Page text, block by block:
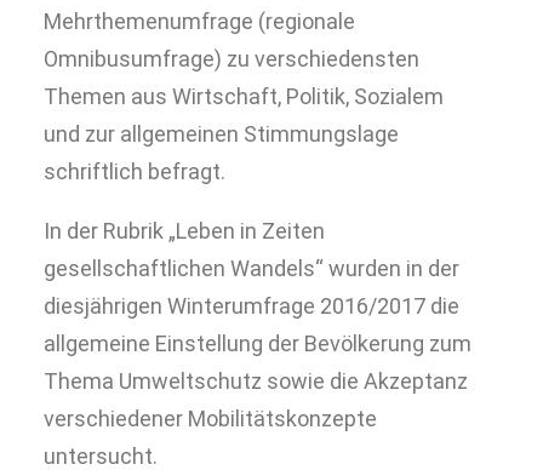
Mehrthemenumfrage (regionale
Omnibusumfrage) zu verschiedensten
Themen aus Wirtschaft, Politik, Sozialem
und zur allgemeinen Stimmungslage
schriftlich befragt.
In der Rubrik „Leben in Zeiten
gesellschaftlichen Wandels“ wurden in der
diesjährigen Winterumfrage 2016/2017 die
allgemeine Einstellung der Bevölkerung zum
Thema Umweltschutz sowie die Akzeptanz
verschiedener Mobilitätskonzepte
untersucht.